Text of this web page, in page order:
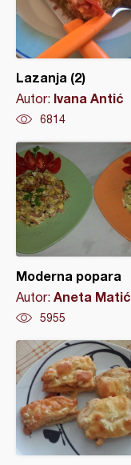
Lazanja (2)
Autor: Ivana Antić
6814
Moderna popara
Autor: Aneta Matić
5955